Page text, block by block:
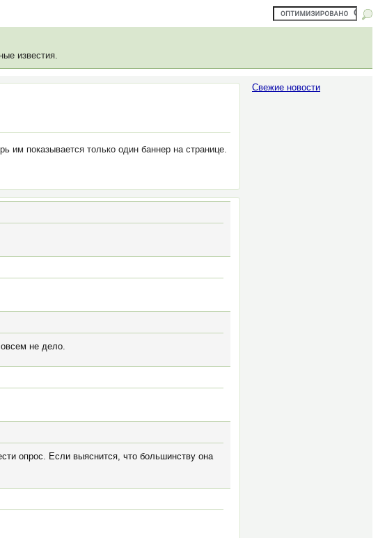
известия.
Свежие новости
им показывается только один баннер на странице.
не дело.
опрос. Если выяснится, что большинству она